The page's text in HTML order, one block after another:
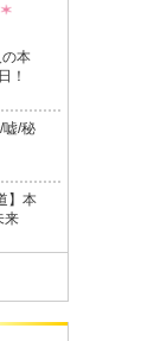
の本
！
嘘/秘
】本
来